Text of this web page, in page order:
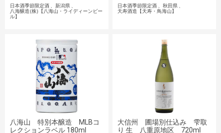
日本酒季節限定酒
新潟県
八海醸造(株)【八海山・ライディーンビー
ル】
日本酒季節限定酒
秋田県
天寿酒造【天寿・鳥海山】
八海山 特別本醸造 MLBコ
レクションラベル 180ml
大信州 圃場別仕込み 雫取
り 生 八重原地区 720ml